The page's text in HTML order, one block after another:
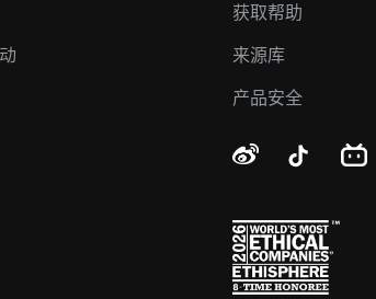
获取帮助
来源库
产品安全